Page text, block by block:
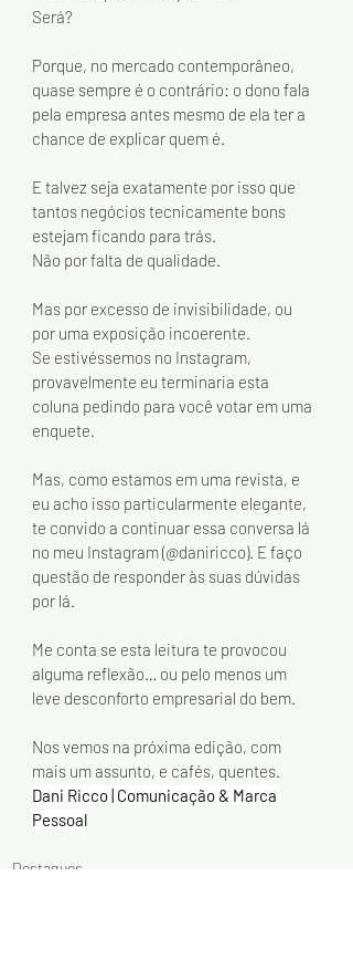
Será?
Porque, no mercado contemporâneo,
quase sempre é o contrário: o dono fala
pela empresa antes mesmo de ela ter a
chance de explicar quem é.
E talvez seja exatamente por isso que
tantos negócios tecnicamente bons
estejam ficando para trás.
Não por falta de qualidade.
Mas por excesso de invisibilidade, ou
por uma exposição incoerente.
Se estivéssemos no Instagram,
provavelmente eu terminaria esta
coluna pedindo para você votar em uma
enquete.
Mas, como estamos em uma revista, e
eu acho isso particularmente elegante,
te convido a continuar essa conversa lá
no meu Instagram (@daniricco). E faço
questão de responder às suas dúvidas
por lá.
Me conta se esta leitura te provocou
alguma reflexão… ou pelo menos um
leve desconforto empresarial do bem.
Nos vemos na próxima edição, com
mais um assunto, e cafés, quentes.
Dani Ricco | Comunicação & Marca
Pessoal
Destaques